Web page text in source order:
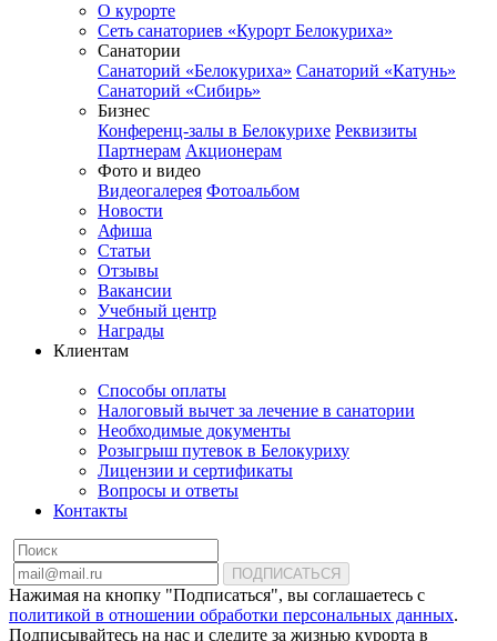
О курорте
Сеть санаториев «Курорт Белокуриха»
Санатории
Санаторий «Белокуриха» Санаторий «Катунь»
Санаторий «Сибирь»
Бизнес
Конференц-залы в Белокурихе Реквизиты
Партнерам Акционерам
Фото и видео
Видеогалерея Фотоальбом
Новости
Афиша
Статьи
Отзывы
Вакансии
Учебный центр
Награды
Клиентам
Способы оплаты
Налоговый вычет за лечение в санатории
Необходимые документы
Розыгрыш путевок в Белокуриху
Лицензии и сертификаты
Вопросы и ответы
Контакты
ПОДПИСАТЬСЯ
Нажимая на кнопку "Подписаться", вы соглашаетесь с
политикой в отношении обработки персональных данных.
Подписывайтесь на нас и следите за жизнью курорта в